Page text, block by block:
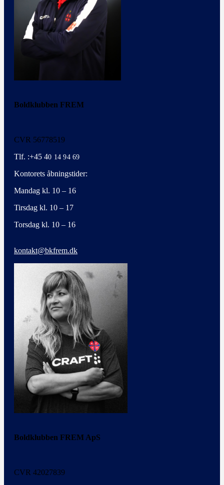
Boldklubben FREM
CVR 56778519
Tlf. :+45 40 14 94 69
Kontorets åbningstider:
Mandag kl. 10 – 16
Tirsdag kl. 10 – 17
Torsdag kl. 10 – 16
kontakt@bkfrem.dk
Boldklubben FREM ApS
CVR 42027839